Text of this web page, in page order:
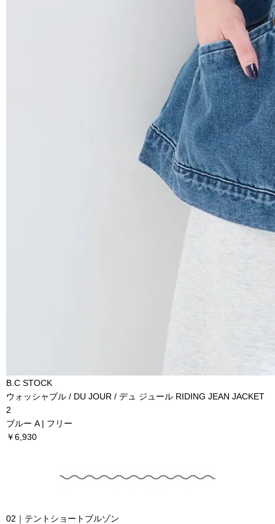
B.C STOCK
ウォッシャブル / DU JOUR / デュ ジュール RIDING JEAN JACKET
2
ブルー A | フリー
￥6,930
02｜テントショートブルゾン